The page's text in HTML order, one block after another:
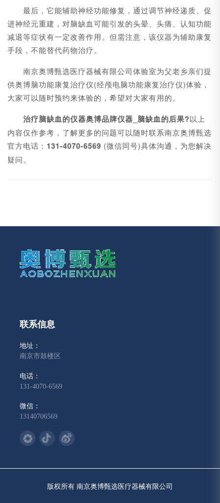
最后，它能辅助神经功能修复，通过调节神经递质、促
进神经元重建，对脑缺血可能引发的头晕、头痛、认知功能
减退等症状有一定改善作用。但需注意，该仪器为辅助康复
手段，不能替代药物治疗。
南京奥博甄选医疗器械有限公司体验室为父老乡亲们提
供奥博脑功能康复治疗仪(经颅电脑功能康复治疗仪)体验，
大家可以随时预约来体验的，希望对大家有用的。
治疗脑缺血的仪器奥博品牌仪器_脑缺血的后果?以上
内容仅作参考，了解更多的问题可以随时联系南京奥博甄选
官方电话： 131-4070-6569 (微信同号)具体沟通，为您解决
疑问。
联系信息
地址：
南京市鼓楼区
电话：
131-4070-6569
微信：
13140706569
版权所有 南京奥博甄选医疗器械有限公司